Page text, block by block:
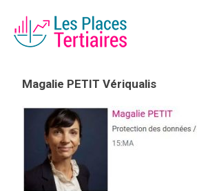
ESPACE ADHÉRENT
Magalie PETIT Vériqualis